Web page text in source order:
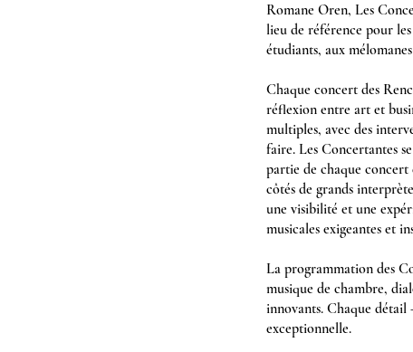
Romane Oren, Les
lieu de référence pour
étudiants, aux
Chaque concert des
réflexion entre art et
multiples, avec des
faire. Les Concertantes
partie de chaque concert
côtés de grands
une visibilité et une
musicales exigeantes et
La programmation des
musique de chambre,
innovants. Chaque
exceptionnelle.